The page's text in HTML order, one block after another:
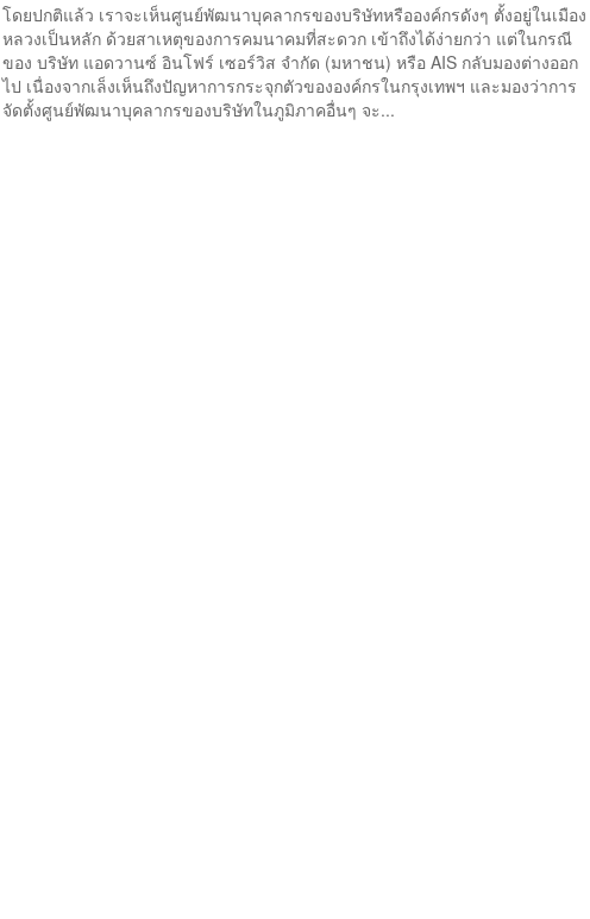
โดยปกติแล้ว เราจะเห็นศูนย์พัฒนาบุคลากรของบริษัทหรือองค์กรดังๆ ตั้งอยู่ในเมือง
หลวงเป็นหลัก ด้วยสาเหตุของการคมนาคมที่สะดวก เข้าถึงได้ง่ายกว่า แต่ในกรณี
ของ บริษัท แอดวานซ์ อินโฟร์ เซอร์วิส จำกัด (มหาชน) หรือ AIS กลับมองต่างออก
ไป เนื่องจากเล็งเห็นถึงปัญหาการกระจุกตัวขององค์กรในกรุงเทพฯ และมองว่าการ
จัดตั้งศูนย์พัฒนาบุคลากรของบริษัทในภูมิภาคอื่นๆ จะ...